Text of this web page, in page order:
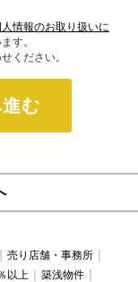
人情報のお取り扱いに
す。
ください。
む
売り店舗・事務所
以上
築浅物件